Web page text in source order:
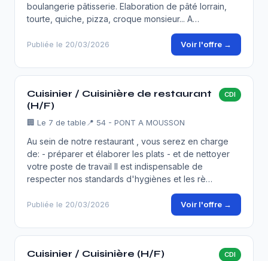
boulangerie pâtisserie. Elaboration de pâté lorrain,
tourte, quiche, pizza, croque monsieur... A…
Publiée le 20/03/2026 Voir l'offre →
Cuisinier / Cuisinière de restaurant
(H/F)
CDI
🏢 Le 7 de table 📍 54 - PONT A MOUSSON
Au sein de notre restaurant , vous serez en charge
de: - préparer et élaborer les plats - et de nettoyer
votre poste de travail Il est indispensable de
respecter nos standards d'hygiènes et les rè…
Publiée le 20/03/2026 Voir l'offre →
Cuisinier / Cuisinière (H/F) CDI